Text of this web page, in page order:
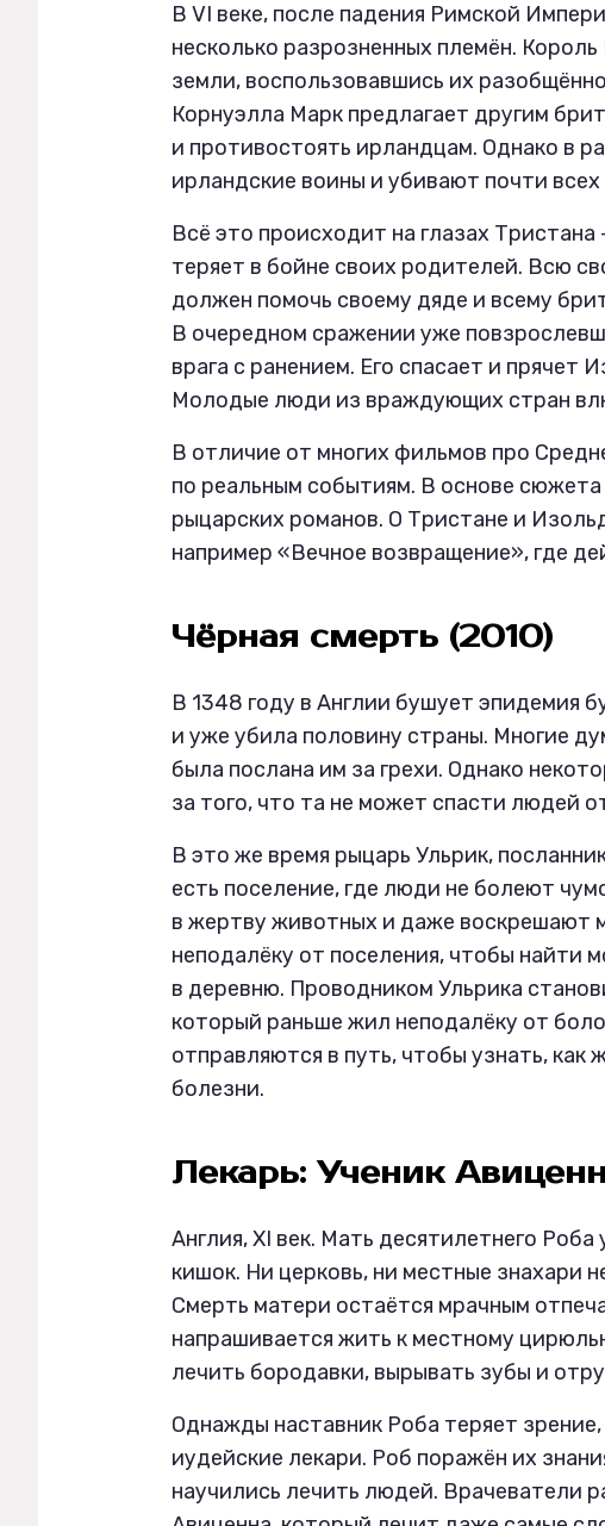
В VI веке, после падения Римской
несколько разрозненных племён.
земли, воспользовавшись их
Корнуэлла Марк предлагает другим
и противостоять ирландцам. Однако в
ирландские воины и убивают почти
Всё это происходит на глазах
теряет в бойне своих родителей. Всю
должен помочь своему дяде и всему
В очередном сражении уже
врага с ранением. Его спасает и прячет
Молодые люди из враждующих стран
В отличие от многих фильмов про
по реальным событиям. В основе
рыцарских романов. О Тристане и
например «Вечное возвращение», где
Чёрная смерть (2010)
В 1348 году в Англии бушует эпидемия
и уже убила половину страны. Многие
была послана им за грехи. Однако
за того, что та не может спасти людей
В это же время рыцарь Ульрик,
есть поселение, где люди не болеют
в жертву животных и даже воскрешают
неподалёку от поселения, чтобы найти
в деревню. Проводником Ульрика
который раньше жил неподалёку от
отправляются в путь, чтобы узнать,
болезни.
Лекарь: Ученик
Англия, XI век. Мать десятилетнего
кишок. Ни церковь, ни местные знахари
Смерть матери остаётся мрачным
напрашивается жить к местному
лечить бородавки, вырывать зубы и
Однажды наставник Роба теряет
иудейские лекари. Роб поражён их
научились лечить людей. Врачеватели